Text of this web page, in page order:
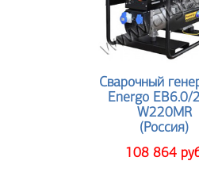
Сварочный
Energo EB6.0/
W220MR
(Россия)
108 864